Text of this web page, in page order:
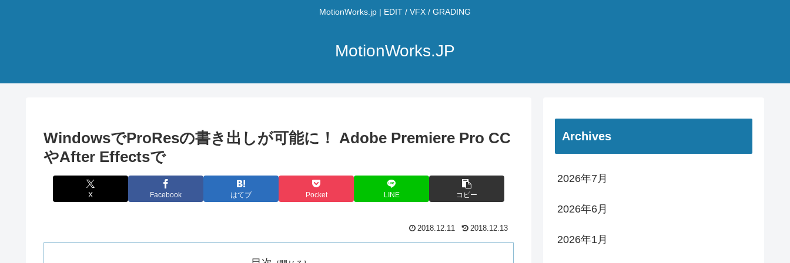
MotionWorks.jp | EDIT / VFX / GRADING
MotionWorks.JP
WindowsでProResの書き出しが可能に！ Adobe Premiere Pro CC
やAfter Effectsで
X Facebook はてブ Pocket LINE コピー
2018.12.11 2018.12.13
Archives
2026年7月
2026年6月
2026年1月